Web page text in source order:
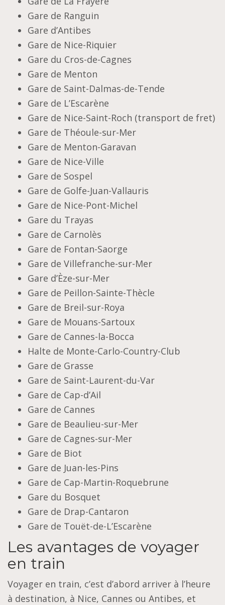
Gare de Ranguin
Gare d’Antibes
Gare de Nice-Riquier
Gare du Cros-de-Cagnes
Gare de Menton
Gare de Saint-Dalmas-de-Tende
Gare de L’Escarène
Gare de Nice-Saint-Roch (transport de fret)
Gare de Théoule-sur-Mer
Gare de Menton-Garavan
Gare de Nice-Ville
Gare de Sospel
Gare de Golfe-Juan-Vallauris
Gare de Nice-Pont-Michel
Gare du Trayas
Gare de Carnolès
Gare de Fontan-Saorge
Gare de Villefranche-sur-Mer
Gare d’Èze-sur-Mer
Gare de Peillon-Sainte-Thècle
Gare de Breil-sur-Roya
Gare de Mouans-Sartoux
Gare de Cannes-la-Bocca
Halte de Monte-Carlo-Country-Club
Gare de Grasse
Gare de Saint-Laurent-du-Var
Gare de Cap-d’Ail
Gare de Cannes
Gare de Beaulieu-sur-Mer
Gare de Cagnes-sur-Mer
Gare de Biot
Gare de Juan-les-Pins
Gare de Cap-Martin-Roquebrune
Gare du Bosquet
Gare de Drap-Cantaron
Gare de Touët-de-L’Escarène
Les avantages de voyager
en train
Voyager en train, c’est d’abord arriver à l’heure
à destination, à Nice, Cannes ou Antibes, et